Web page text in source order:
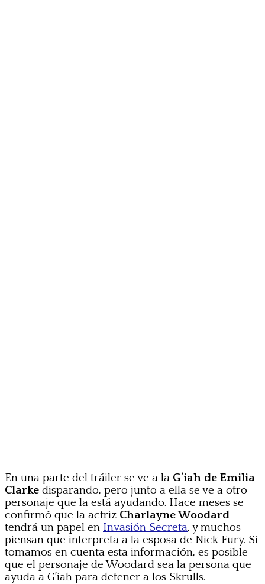
En una parte del tráiler se ve a la G’iah de Emilia
Clarke disparando, pero junto a ella se ve a otro
personaje que la está ayudando. Hace meses se
confirmó que la actriz Charlayne Woodard
tendrá un papel en Invasión Secreta, y muchos
piensan que interpreta a la esposa de Nick Fury. Si
tomamos en cuenta esta información, es posible
que el personaje de Woodard sea la persona que
ayuda a G’iah para detener a los Skrulls.